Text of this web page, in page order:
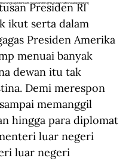
Menlu dr. Soebandrio (Elsevier/nationaalarchief.nl)
Presiden RI
ikut serta dalam
Presiden Amerika
menuai banyak
dewan itu tak
Demi merespon
memanggil
hingga para diplomat
luar negeri
luar negeri